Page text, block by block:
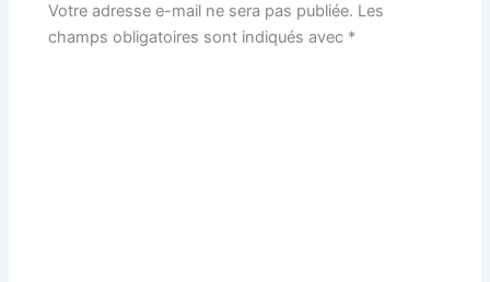
Votre adresse e-mail ne sera pas publiée. Les
champs obligatoires sont indiqués avec *